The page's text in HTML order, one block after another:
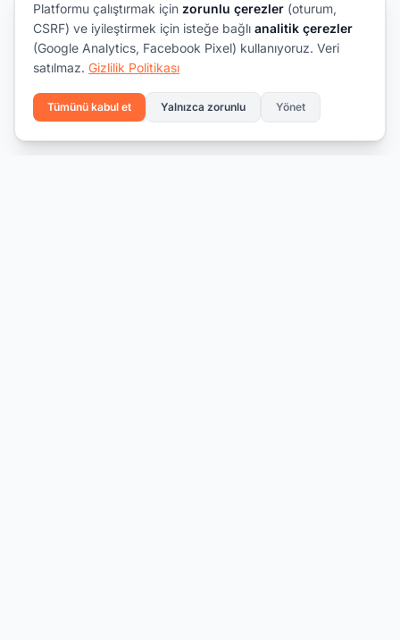
Platformu çalıştırmak için zorunlu çerezler (oturum,
CSRF) ve iyileştirmek için isteğe bağlı analitik çerezler
(Google Analytics, Facebook Pixel) kullanıyoruz. Veri
satılmaz. Gizlilik Politikası
Tümünü kabul et Yalnızca zorunlu Yönet